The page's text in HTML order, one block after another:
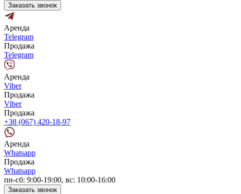
Заказать звонок
Аренда
Telegram
Продажа
Telegram
Аренда
Viber
Продажа
Viber
Продажа
+38 (067) 420-18-97
Аренда
Whatsapp
Продажа
Whatsapp
пн-сб: 9:00-19:00, вс: 10:00-16:00
Заказать звонок